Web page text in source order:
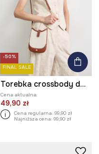
-50%
FINAL SALE
Torebka crossbody damska
Cena aktualna:
49,90 zł
Cena regularna: 99,90 zł
Najniższa cena: 99,90 zł